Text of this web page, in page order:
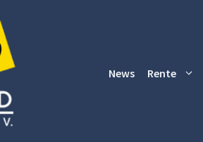
News Rente